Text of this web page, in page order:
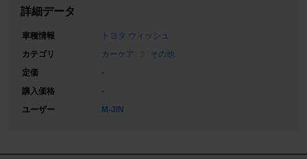
詳細データ
車種情報
トヨタ ウィッシュ
カテゴリ
カーケア
その他
定価
-
購入価格
-
ユーザー
M-JIN